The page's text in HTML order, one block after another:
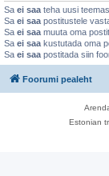
Sa ei saa teha uusi
Sa ei saa postitustele
Sa ei saa muuta oma
Sa ei saa kustutada oma
Sa ei saa postitada siin
Foorumi pealeht
Estonian